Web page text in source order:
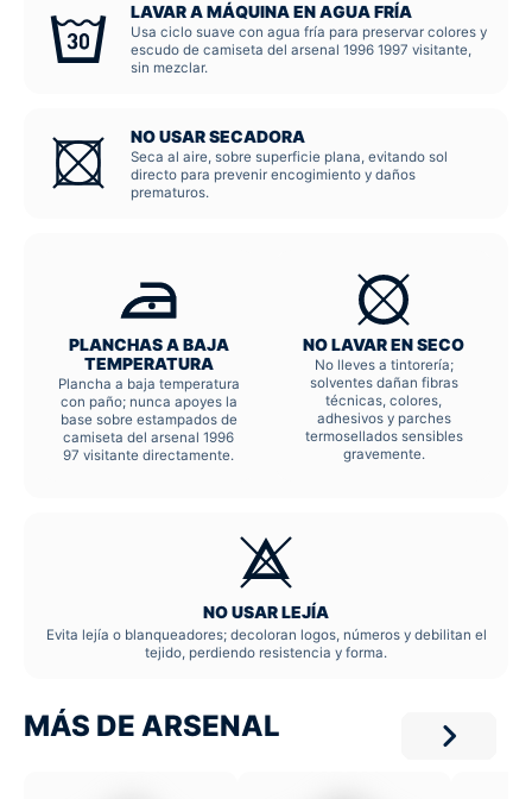
LAVAR A MÁQUINA EN AGUA FRÍA
Usa ciclo suave con agua fría para preservar colores y
escudo de camiseta del arsenal 1996 1997 visitante,
sin mezclar.
NO USAR SECADORA
Seca al aire, sobre superficie plana, evitando sol
directo para prevenir encogimiento y daños
prematuros.
PLANCHAS A BAJA
TEMPERATURA
Plancha a baja temperatura
con paño; nunca apoyes la
base sobre estampados de
camiseta del arsenal 1996
97 visitante directamente.
NO LAVAR EN SECO
No lleves a tintorería;
solventes dañan fibras
técnicas, colores,
adhesivos y parches
termosellados sensibles
gravemente.
NO USAR LEJÍA
Evita lejía o blanqueadores; decoloran logos, números y debilitan el
tejido, perdiendo resistencia y forma.
MÁS DE ARSENAL